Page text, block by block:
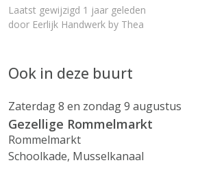
Laatst gewijzigd 1 jaar geleden
door Eerlijk Handwerk by Thea
Ook in deze buurt
Zaterdag 8 en zondag 9 augustus
Gezellige Rommelmarkt
Rommelmarkt
Schoolkade, Musselkanaal